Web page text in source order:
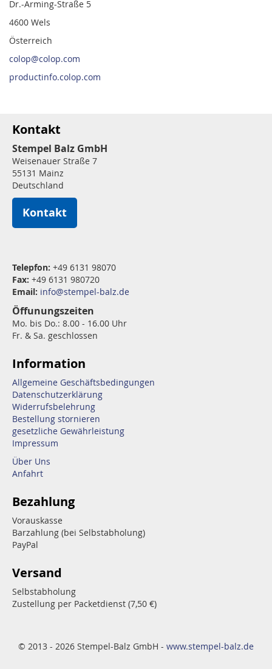
Dr.-Arming-Straße 5
4600 Wels
Österreich
colop@colop.com
productinfo.colop.com
Kontakt
Stempel Balz GmbH
Weisenauer Straße 7
55131 Mainz
Deutschland
Kontakt
Telepfon: +49 6131 98070
Fax: +49 6131 980720
Email: info@stempel-balz.de
Öffunungszeiten
Mo. bis Do.: 8.00 - 16.00 Uhr
Fr. & Sa. geschlossen
Information
Allgemeine Geschäftsbedingungen
Datenschutzerklärung
Widerrufsbelehrung
Bestellung stornieren
gesetzliche Gewährleistung
Impressum
Über Uns
Anfahrt
Bezahlung
Vorauskasse
Barzahlung (bei Selbstabholung)
PayPal
Versand
Selbstabholung
Zustellung per Packetdienst (7,50 €)
© 2013 - 2026 Stempel-Balz GmbH - www.stempel-balz.de